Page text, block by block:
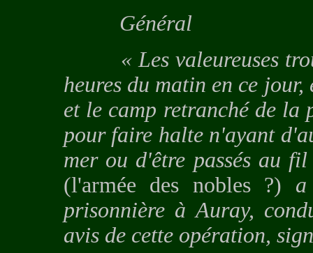
Général
« Les valeureuses
heures du matin en ce
et le camp retranché de la
pour faire halte n'ayant
mer ou d'être passés au
(l'armée des nobles ?) a
prisonnière à Auray,
avis de cette opération,